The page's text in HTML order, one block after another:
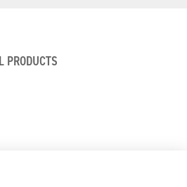
PRODUCTS